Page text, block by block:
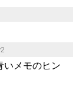
メモのヒン